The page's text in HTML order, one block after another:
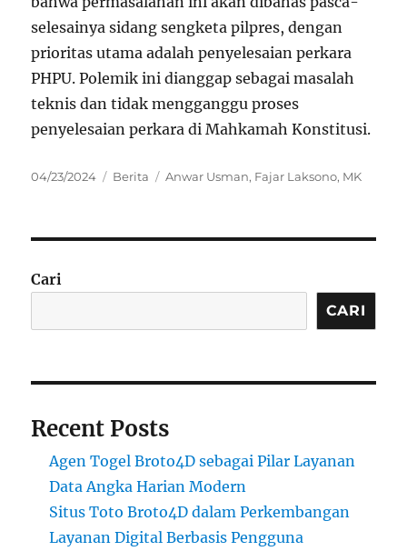
selesainya sidang sengketa pilpres, dengan
prioritas utama adalah penyelesaian perkara
PHPU. Polemik ini dianggap sebagai masalah
teknis dan tidak mengganggu proses
penyelesaian perkara di Mahkamah Konstitusi.
Posted
04/23/2024 Categories
Berita Tags
Anwar Usman, Fajar Laksono, MK
Cari
CARI
Recent Posts
Agen Togel Broto4D sebagai Pilar Layanan
Data Angka Harian Modern
Situs Toto Broto4D dalam Perkembangan
Layanan Digital Berbasis Pengguna